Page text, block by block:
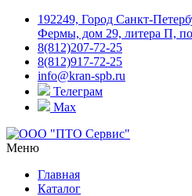
192249, Город Санкт-
Фермы, дом 29, литера П,
8(812)207-72-25
8(812)917-72-25
info@kran-spb.ru
Телеграм
Max
Меню
Главная
Каталог